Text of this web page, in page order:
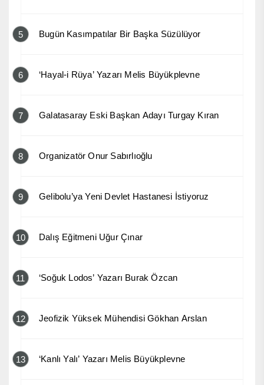
5 Bugün Kasımpatılar Bir Başka Süzülüyor
6 ‘Hayal-i Rüya’ Yazarı Melis Büyükplevne
7 Galatasaray Eski Başkan Adayı Turgay Kıran
8 Organizatör Onur Sabırlıoğlu
9 Gelibolu’ya Yeni Devlet Hastanesi İstiyoruz
10 Dalış Eğitmeni Uğur Çınar
11 ‘Soğuk Lodos’ Yazarı Burak Özcan
12 Jeofizik Yüksek Mühendisi Gökhan Arslan
13 ‘Kanlı Yalı’ Yazarı Melis Büyükplevne